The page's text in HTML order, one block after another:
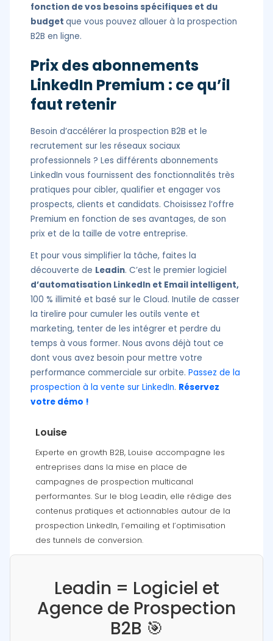
fonction de vos besoins spécifiques et du
budget que vous pouvez allouer à la prospection
B2B en ligne.
Prix des abonnements
LinkedIn Premium : ce qu’il
faut retenir
Besoin d’accélérer la prospection B2B et le
recrutement sur les réseaux sociaux
professionnels ? Les différents abonnements
LinkedIn vous fournissent des fonctionnalités très
pratiques pour cibler, qualifier et engager vos
prospects, clients et candidats. Choisissez l’offre
Premium en fonction de ses avantages, de son
prix et de la taille de votre entreprise.
Et pour vous simplifier la tâche, faites la
découverte de Leadin. C’est le premier logiciel
d’automatisation LinkedIn et Email intelligent,
100 % illimité et basé sur le Cloud. Inutile de casser
la tirelire pour cumuler les outils vente et
marketing, tenter de les intégrer et perdre du
temps à vous former. Nous avons déjà tout ce
dont vous avez besoin pour mettre votre
performance commerciale sur orbite. Passez de la
prospection à la vente sur LinkedIn. Réservez
votre démo !
Louise
Experte en growth B2B, Louise accompagne les
entreprises dans la mise en place de
campagnes de prospection multicanal
performantes. Sur le blog Leadin, elle rédige des
contenus pratiques et actionnables autour de la
prospection LinkedIn, l’emailing et l’optimisation
des tunnels de conversion.
Leadin = Logiciel et
Agence de Prospection
B2B 🎯